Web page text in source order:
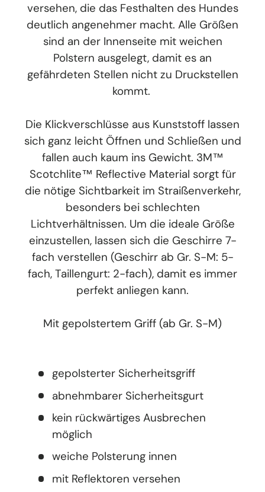
versehen, die das Festhalten des Hundes
deutlich angenehmer macht. Alle Größen
sind an der Innenseite mit weichen
Polstern ausgelegt, damit es an
gefährdeten Stellen nicht zu Druckstellen
kommt.
Die Klickverschlüsse aus Kunststoff lassen
sich ganz leicht Öffnen und Schließen und
fallen auch kaum ins Gewicht. 3M™
Scotchlite™ Reflective Material sorgt für
die nötige Sichtbarkeit im Straißenverkehr,
besonders bei schlechten
Lichtverhältnissen. Um die ideale Größe
einzustellen, lassen sich die Geschirre 7-
fach verstellen (Geschirr ab Gr. S-M: 5-
fach, Taillengurt: 2-fach), damit es immer
perfekt anliegen kann.
Mit gepolstertem Griff (ab Gr. S-M)
gepolsterter Sicherheitsgriff
abnehmbarer Sicherheitsgurt
kein rückwärtiges Ausbrechen
möglich
weiche Polsterung innen
mit Reflektoren versehen